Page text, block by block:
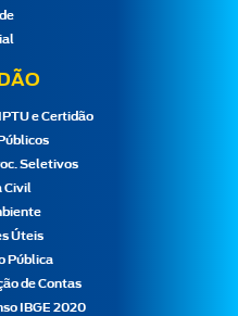
e Certidão
Seletivos
Civil
Úteis
Pública
de Contas
IBGE 2020